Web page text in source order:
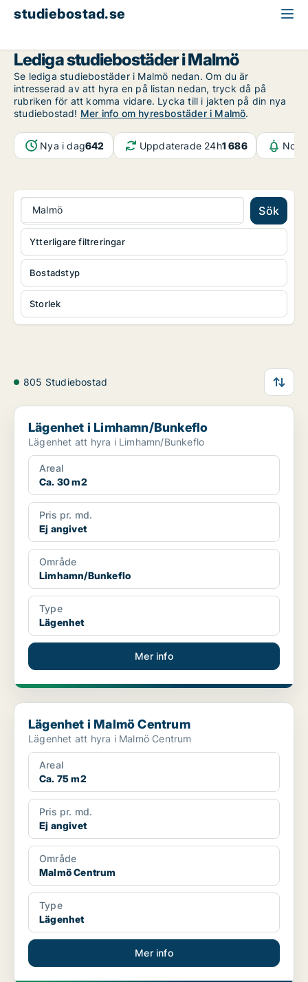
studiebostad.se
Lediga studiebostäder i Malmö
Se lediga studiebostäder i Malmö nedan. Om du är
intresserad av att hyra en på listan nedan, tryck då på
rubriken för att komma vidare. Lycka till i jakten på din nya
studiebostad! Mer info om hyresbostäder i Malmö.
Nya i dag642 Uppdaterade 24h1 686
Malmö Sök
Bostadstyp
Storlek
Ytterligare filtreringar
805 Studiebostad
Lägenhet i Limhamn/Bunkeflo
Lägenhet i Limhamn/Bunkeflo
Lägenhet att hyra i Limhamn/Bunkeflo
Areal
Ca. 30 m2
Pris pr. md.
Ej angivet
Område
Limhamn/Bunkeflo
Type
Lägenhet
Mer info
Lägenhet i Malmö Centrum
Lägenhet i Malmö Centrum
Lägenhet att hyra i Malmö Centrum
Areal
Ca. 75 m2
Pris pr. md.
Ej angivet
Område
Malmö Centrum
Type
Lägenhet
Mer info